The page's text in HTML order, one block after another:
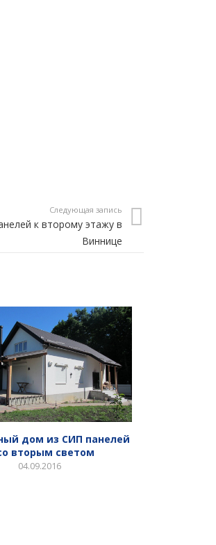
Следующая запись
к второму этажу в
Виннице
дом из СИП панелей
вторым светом
04.09.2016